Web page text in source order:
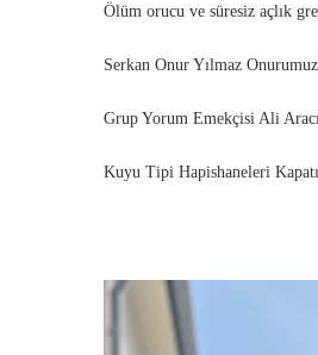
Ölüm orucu ve süresiz açlık
Serkan Onur Yılmaz
Grup Yorum Emekçisi Ali
Kuyu Tipi Hapishaneleri